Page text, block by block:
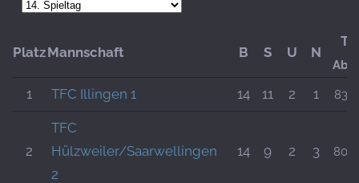
PlatzMannschaft B S U N
1 TFC Illingen 1 14 11 2 1
2
TFC
Hülzweiler/Saarwellingen
2
14 9 2 3